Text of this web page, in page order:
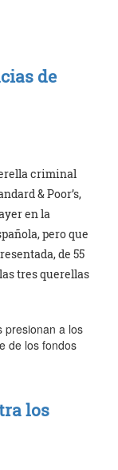
de
criminal
& Poor’s,
en la
pero que
de 55
tres querellas
presionan a los
de los fondos
los